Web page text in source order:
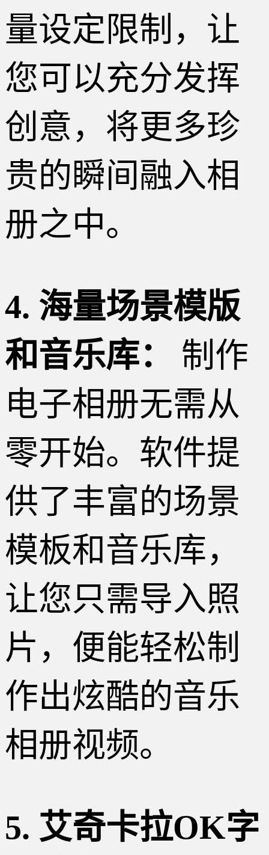
量设定限制，让
您可以充分发挥
创意，将更多珍
贵的瞬间融入相
册之中。
4. 海量场景模版
和音乐库：
制作
电子相册无需从
零开始。软件提
供了丰富的场景
模板和音乐库，
让您只需导入照
片，便能轻松制
作出炫酷的音乐
相册视频。
5. 艾奇卡拉OK字